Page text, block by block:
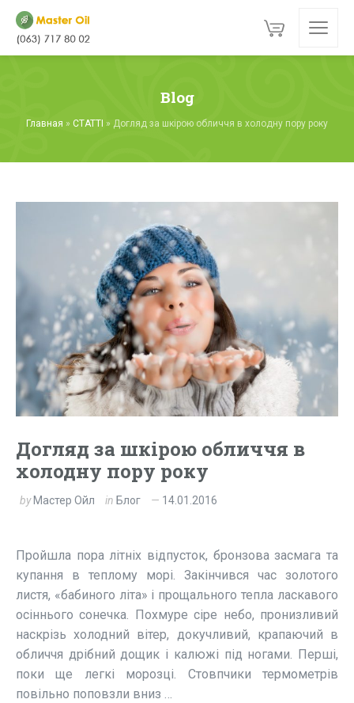
Blog
Главная » СТАТТІ » Догляд за шкірою обличчя в холодну пору року
Догляд за шкірою обличчя в
холодну пору року
by Мастер Ойл in Блог 14.01.2016
Пройшла пора літніх відпусток, бронзова засмага та
купання в теплому морі. Закінчився час золотого
листя, «бабиного літа» і прощального тепла ласкавого
осіннього сонечка. Похмуре сіре небо, пронизливий
наскрізь холодний вітер, докучливий, крапаючий в
обличчя дрібний дощик і калюжі під ногами. Перші,
поки ще легкі морозці. Стовпчики термометрів
повільно поповзли вниз …